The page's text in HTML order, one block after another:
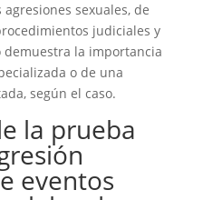
sexuales, de
judiciales y
demuestra la importancia
o de una
según el caso.
la prueba
eventos